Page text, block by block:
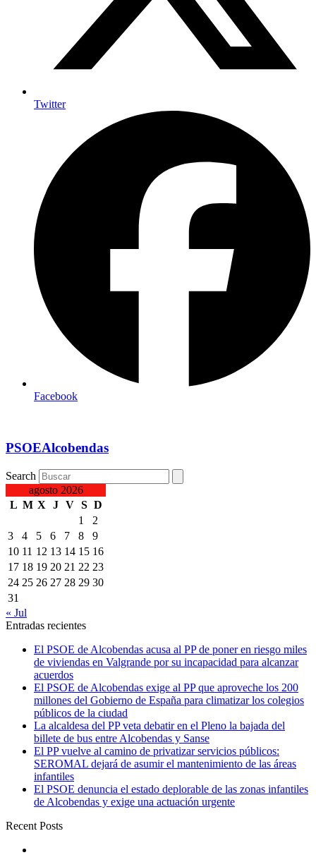
Twitter
Facebook
PSOEAlcobendas
Search
agosto 2026
L M X J V S D
1
2
3
4 5 6 7 8
9
10 11 12 13 14 15 16
17 18 19 20 21 22 23
24 25 26 27 28 29 30
31
« Jul
Entradas recientes
El PSOE de Alcobendas acusa al PP de poner en riesgo miles
de viviendas en Valgrande por su incapacidad para alcanzar
acuerdos
El PSOE de Alcobendas exige al PP que aproveche los 200
millones del Gobierno de España para climatizar los colegios
públicos de la ciudad
La alcaldesa del PP veta debatir en el Pleno la bajada del
billete de bus entre Alcobendas y Sanse
El PP vuelve al camino de privatizar servicios públicos:
SEROMAL dejará de asumir el mantenimiento de las áreas
infantiles
El PSOE denuncia el estado deplorable de las zonas infantiles
de Alcobendas y exige una actuación urgente
Recent Posts